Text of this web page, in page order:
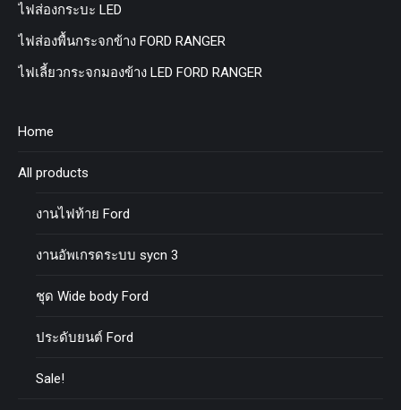
ไฟส่องกระบะ LED
ไฟส่องพื้นกระจกข้าง FORD RANGER
ไฟเลี้ยวกระจกมองข้าง LED FORD RANGER
Home
All products
งานไฟท้าย Ford
งานอัพเกรดระบบ sycn 3
ชุด Wide body Ford
ประดับยนต์ Ford
Sale!